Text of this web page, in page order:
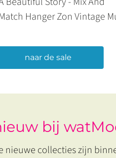
Hanger Zon Vintage
naar de sale
bij
nieuwe collecties zijn